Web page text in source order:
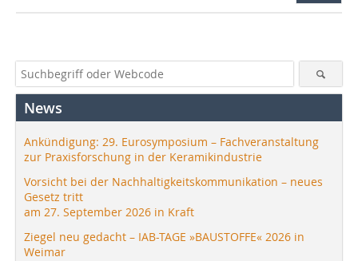
News
Ankündigung: 29. Eurosymposium – Fachveranstaltung
zur Praxisforschung in der Keramikindustrie
Vorsicht bei der Nachhaltigkeitskommunikation – neues
Gesetz tritt
am 27. September 2026 in Kraft
Ziegel neu gedacht – IAB-TAGE »BAUSTOFFE« 2026 in
Weimar